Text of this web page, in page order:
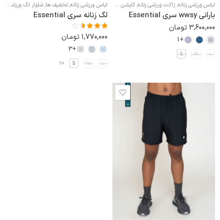
لباس ورزشی زنانه,ژاکت ورزشی زنانه,کاپشن و بادگیر ورزشی زنانه
بارانی wwsy سری Essential
3,600,000تومان
+1
L
M
S
لباس ورزشی زنانه,تخفیف ها,شلوار لگ ورزشی زنانه
لگ زنانه سری Essential
نمره
3.50
1,770,000تومان
+3
L
M
S
+2